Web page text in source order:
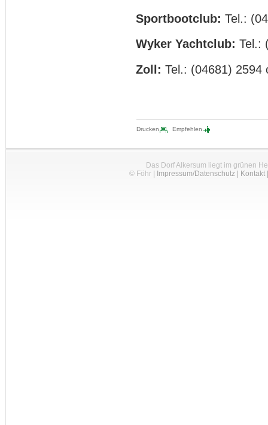
Sportbootclub: Tel.:
Wyker Yachtclub: Tel.:
Zoll: Tel.: (04681) 2594
Drucken Empfehlen
Das Dorf Alkersum liegt im grünen
© Föhr| Impressum/Datenschutz| Kontakt